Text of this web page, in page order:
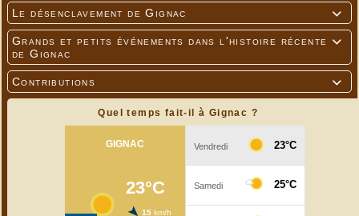

Le désenclavement de Gignac

Grands et petits événements dans l'histoire récente
de Gignac

Contributions
Quel temps fait-il à Gignac ?